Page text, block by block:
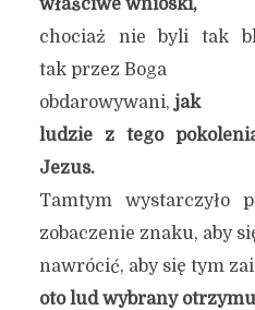
właściwe wnioski,
chociaż nie byli tak
tak przez Boga
obdarowywani, jak
ludzie z tego
Jezus.
Tamtym wystarczyło
zobaczenie znaku, aby
nawrócić, aby się tym
oto lud wybrany